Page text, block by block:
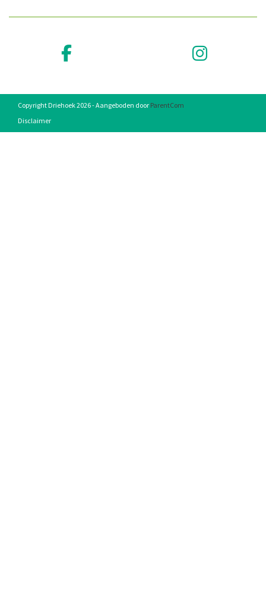
Copyright Driehoek 2026 - Aangeboden door ParentCom
Disclaimer